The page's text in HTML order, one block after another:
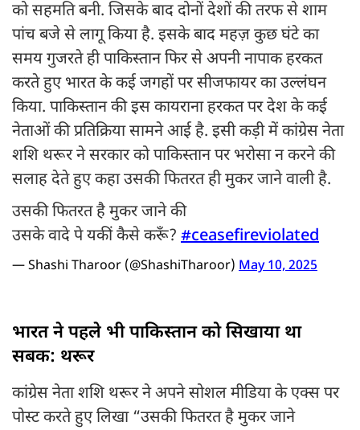
को सहमति बनी. जिसके बाद दोनों देशों की तरफ से शाम
पांच बजे से लागू किया है. इसके बाद महज़ कुछ घंटे का
समय गुजरते ही पाकिस्तान फिर से अपनी नापाक हरकत
करते हुए भारत के कई जगहों पर सीजफायर का उल्लंघन
किया. पाकिस्तान की इस कायराना हरकत पर देश के कई
नेताओं की प्रतिक्रिया सामने आई है. इसी कड़ी में कांग्रेस नेता
शशि थरूर ने सरकार को पाकिस्तान पर भरोसा न करने की
सलाह देते हुए कहा उसकी फितरत ही मुकर जाने वाली है.
उसकी फितरत है मुकर जाने की
उसके वादे पे यकीं कैसे करूँ? #ceasefireviolated
— Shashi Tharoor (@ShashiTharoor) May 10, 2025
भारत ने पहले भी पाकिस्तान को सिखाया था
सबक: थरूर
कांग्रेस नेता शशि थरूर ने अपने सोशल मीडिया के एक्स पर
पोस्ट करते हुए लिखा “उसकी फितरत है मुकर जाने